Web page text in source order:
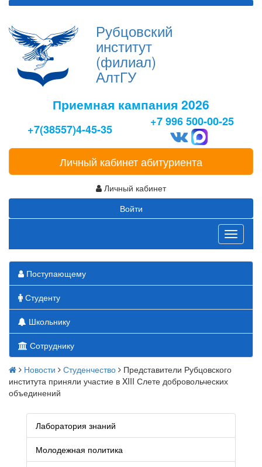
Рубцовский
институт
(филиал)
АлтГУ
Приемная кампания 2026
+7(38557)4-45-35
+7 996 500-00-25
Личный кабинет абитуриента
Личный кабинет
Войти
Toggle
Поступающему
Студенту
Школьнику
Сотруднику
Новости Студенчество
Представители Рубцовского
института приняли участие в XIII Слете добровольческих
объединений
Лаборатория знаний
Молодежная политика